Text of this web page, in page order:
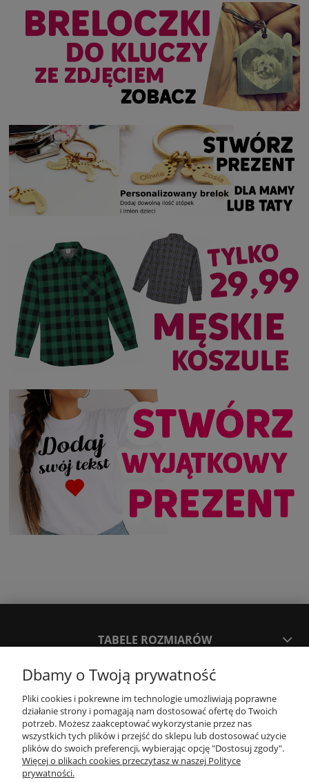
TABELE ROZMIARÓW
SPOSOBY PŁATNOŚCI ORAZ CZAS I KOSZTY DOSTAWY
DOSTAWY
KONTAKT
Dbamy o Twoją prywatność
Pliki cookies i pokrewne im technologie umożliwiają poprawne
działanie strony i pomagają nam dostosować ofertę do Twoich
potrzeb. Możesz zaakceptować wykorzystanie przez nas
wszystkich tych plików i przejść do sklepu lub dostosować użycie
plików do swoich preferencji, wybierając opcję "Dostosuj zgody".
Więcej o plikach cookies przeczytasz w naszej Polityce
prywatności.